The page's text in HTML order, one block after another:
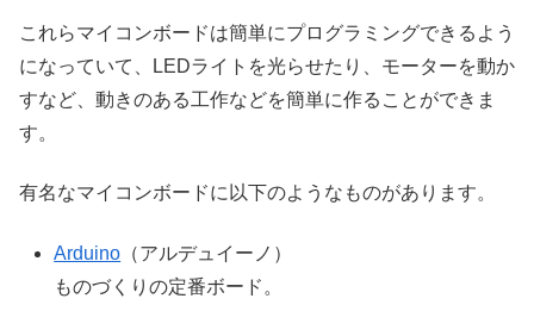
これらマイコンボードは簡単にプログラミングできるよう
になっていて、LEDライトを光らせたり、モーターを動か
すなど、動きのある工作などを簡単に作ることができま
す。
有名なマイコンボードに以下のようなものがあります。
Arduino （アルデュイーノ）
ものづくりの定番ボード。